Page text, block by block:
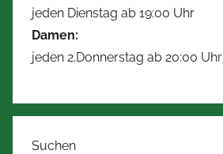
jeden Dienstag ab 19:00 Uhr
Damen:
jeden 2.Donnerstag ab 20:00 Uhr
Suchen